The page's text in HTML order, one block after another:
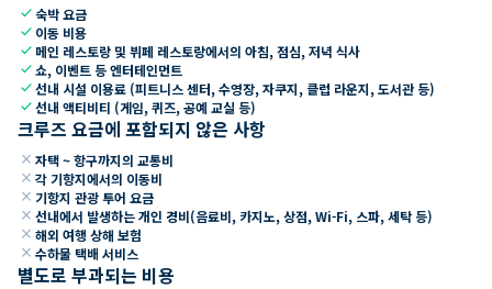
check숙박 요금
check 이동 비용
check 메인 레스토랑 및 뷔페 레스토랑에서의 아침, 점심, 저녁 식사
check쇼, 이벤트 등 엔터테인먼트
check선내 시설 이용료 (피트니스 센터, 수영장, 자쿠지, 클럽 라운지, 도서관 등)
check선내 액티비티 (게임, 퀴즈, 공예 교실 등)
크루즈 요금에 포함되지 않은 사항
close 자택 ~ 항구까지의 교통비
close 각 기항지에서의 이동비
close 기항지 관광 투어 요금
close 선내에서 발생하는 개인 경비(음료비, 카지노, 상점, Wi-Fi, 스파, 세탁 등)
close 해외 여행 상해 보험
close 수하물 택배 서비스
별도로 부과되는 비용